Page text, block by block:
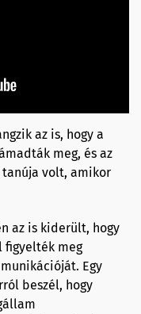
az is, hogy a
meg, és az
tanúja volt, amikor
az is kiderült, hogy
figyelték meg
Egy
beszél, hogy